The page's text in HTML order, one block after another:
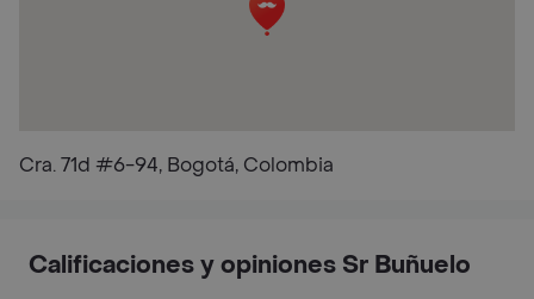
Cra. 71d #6-94, Bogotá, Colombia
Calificaciones y opiniones Sr Buñuelo